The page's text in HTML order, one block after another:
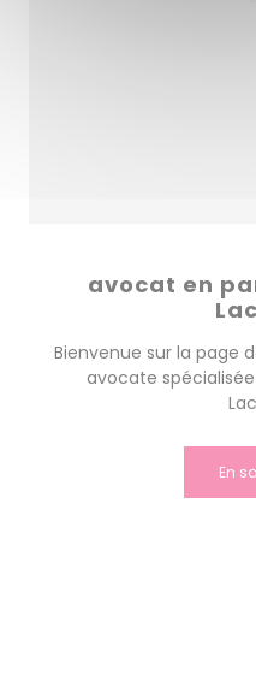
avocat en
Bienvenue sur la page
avocate
En